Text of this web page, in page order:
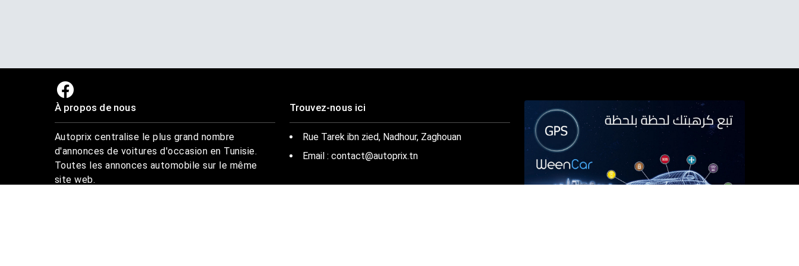
À propos de nous
Autoprix centralise le plus grand nombre
d'annonces de voitures d'occasion en Tunisie.
Toutes les annonces automobile sur le même
site web.
Trouvez-nous ici
Rue Tarek ibn zied, Nadhour, Zaghouan
Email : contact@autoprix.tn